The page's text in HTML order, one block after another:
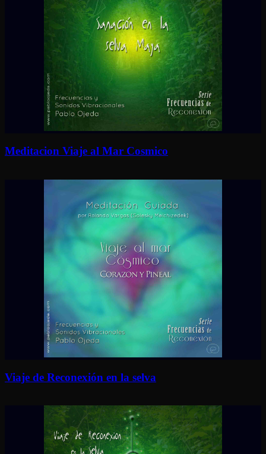
Meditacion Viaje al Mar Cosmico
Viaje de Reconexión en la selva